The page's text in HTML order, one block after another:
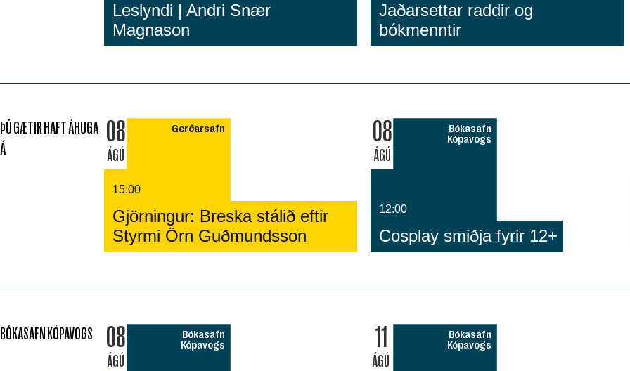
Leslyndi | Andri Snær
Magnason
Jaðarsettar raddir og
bókmenntir
ÞÚ GÆTIR HAFT ÁHUGA
Á
08
ÁGÚ
Gerðarsafn
15:00
Gjörningur: Breska stálið eftir
Styrmi Örn Guðmundsson
08
ÁGÚ
Bókasafn
Kópavogs
12:00
Cosplay smiðja fyrir 12+
BÓKASAFN KÓPAVOGS 08
ÁGÚ
Bókasafn
Kópavogs
11
ÁGÚ
Bókasafn
Kópavogs